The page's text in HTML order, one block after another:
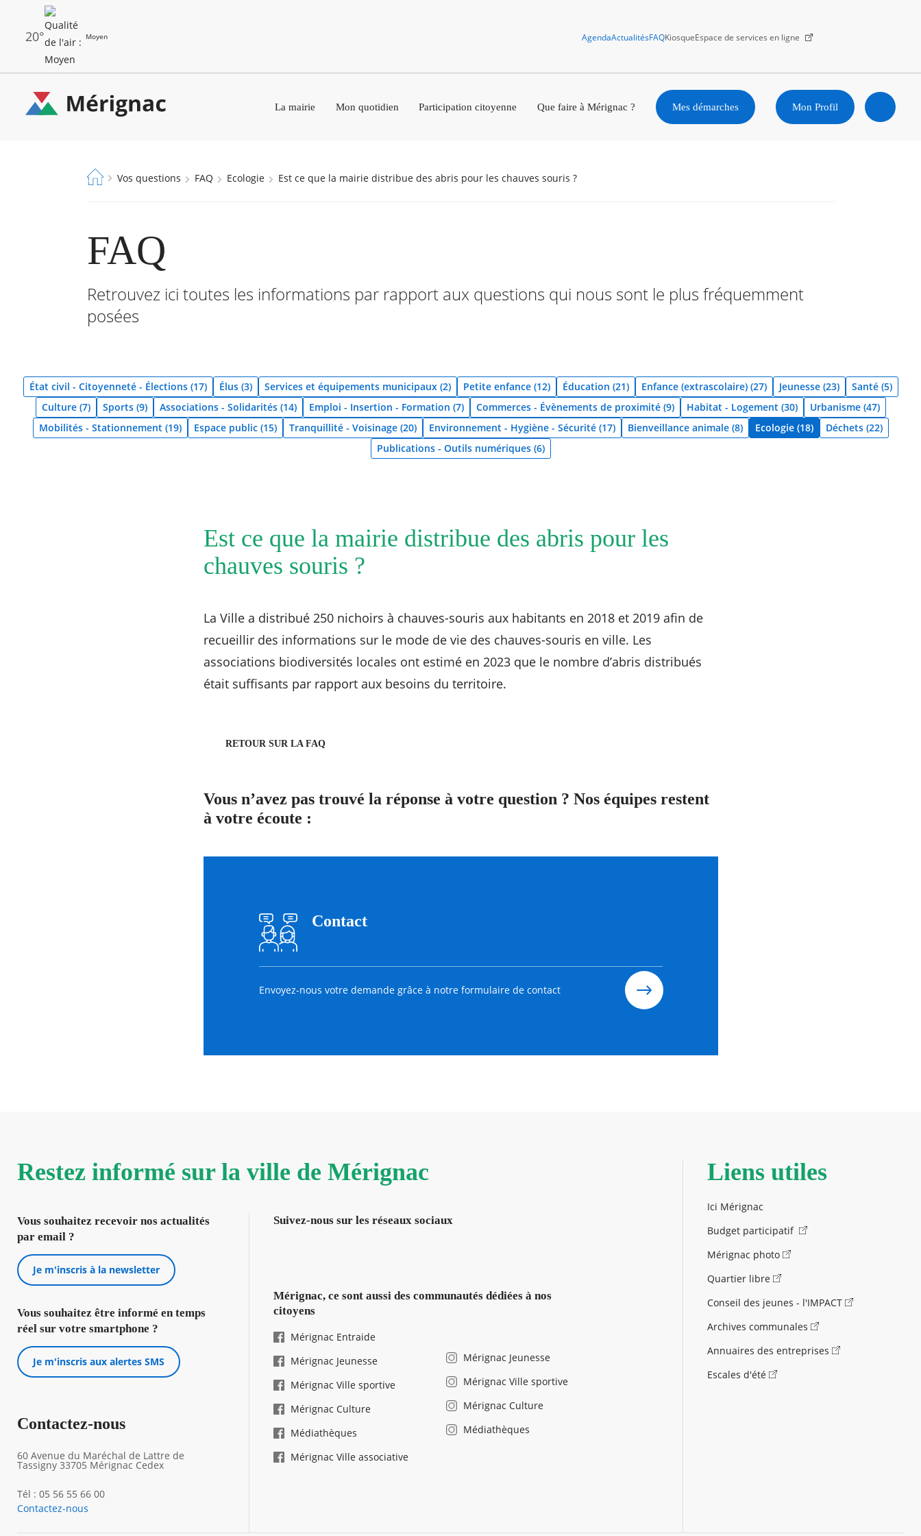
principal
20° Moyen
dernières
alertes
AgendaActualitésFAQKiosqueEspace de services en ligne
La mairie Mon quotidien Participation citoyenne Que faire à Mérignac ? Mes démarches Mon Profil
RECHERCHER ...
Fil
Vos questions FAQ Ecologie Est ce que la mairie distribue des abris pour les chauves souris ?
FAQ
Retrouvez ici toutes les informations par rapport aux questions qui nous sont le plus fréquemment
posées
État civil - Citoyenneté - Élections (17) Élus (3) Services et équipements municipaux (2) Petite enfance (12) Éducation (21) Enfance (extrascolaire) (27) Jeunesse (23)
Santé (5)
Culture (7)
Sports (9) Associations - Solidarités (14) Emploi - Insertion - Formation (7) Commerces - Évènements de proximité (9) Habitat - Logement (30)
Urbanisme (47)
Mobilités - Stationnement (19)
Espace public (15) Tranquillité - Voisinage (20) Environnement - Hygiène - Sécurité (17) Bienveillance animale (8) Ecologie (18)
Déchets (22)
Publications - Outils numériques (6)
Est ce que la mairie distribue des abris pour les
chauves souris ?
La Ville a distribué 250 nichoirs à chauves-souris aux habitants en 2018 et 2019 afin de
recueillir des informations sur le mode de vie des chauves-souris en ville. Les
associations biodiversités locales ont estimé en 2023 que le nombre d’abris distribués
était suffisants par rapport aux besoins du territoire.
RETOUR SUR LA FAQ
Vous n’avez pas trouvé la réponse à votre question ? Nos équipes restent
à votre écoute :
Contact
Envoyez-nous votre demande grâce à notre formulaire de contact
Restez informé sur la ville de Mérignac
Vous souhaitez recevoir nos actualités
par email ?
Je m'inscris à la newsletter
Vous souhaitez être informé en temps
réel sur votre smartphone ?
Je m'inscris aux alertes SMS
Contactez-nous
60 Avenue du Maréchal de Lattre de
Tassigny 33705 Mérignac Cedex
Tél : 05 56 55 66 00
Contactez-nous
Suivez-nous sur les réseaux sociaux
Mérignac, ce sont aussi des communautés dédiées à nos
citoyens
Mérignac Entraide
Mérignac Jeunesse
Mérignac Ville sportive
Mérignac Culture
Médiathèques
Mérignac Ville associative
Mérignac Jeunesse
Mérignac Ville sportive
Mérignac Culture
Médiathèques
Liens utiles
Ici Mérignac
Budget participatif
Mérignac photo
Quartier libre
Conseil des jeunes - l'IMPACT
Archives communales
Annuaires des entreprises
Escales d'été